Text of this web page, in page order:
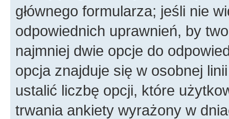
głównego formularza; jeśli nie
odpowiednich uprawnień, by
najmniej dwie opcje do
opcja znajduje się w osobnej
ustalić liczbę opcji, które
trwania ankiety wyrażony w